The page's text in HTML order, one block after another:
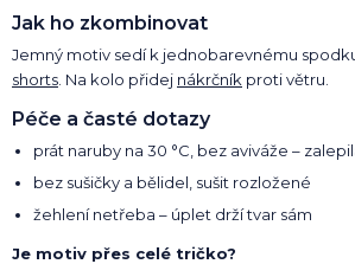
Jak ho zkombinovat
Jemný motiv sedí k jednobarevnému
shorts . Na kolo přidej nákrčník proti větru.
Péče a časté dotazy
prát naruby na 30 °C, bez aviváže –
bez sušičky a bělidel, sušit rozložené
žehlení netřeba – úplet drží tvar sám
Je motiv přes celé tričko?